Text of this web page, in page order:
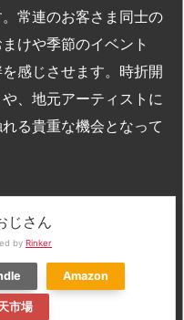
常連のお客さま同士の
けや季節のイベント
感じさせます。時折開
、地元アーティストに
る貴重な機会となって
じさん
by Rinker
Amazon
市場